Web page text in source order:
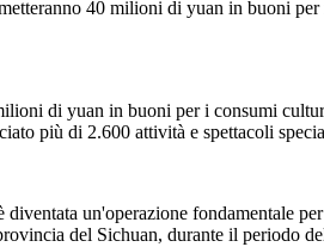
40 milioni di yuan in buoni
di yuan in buoni per i consumi
più di 2.600 attività e spettacoli
un'operazione fondamentale
del Sichuan, durante il periodo